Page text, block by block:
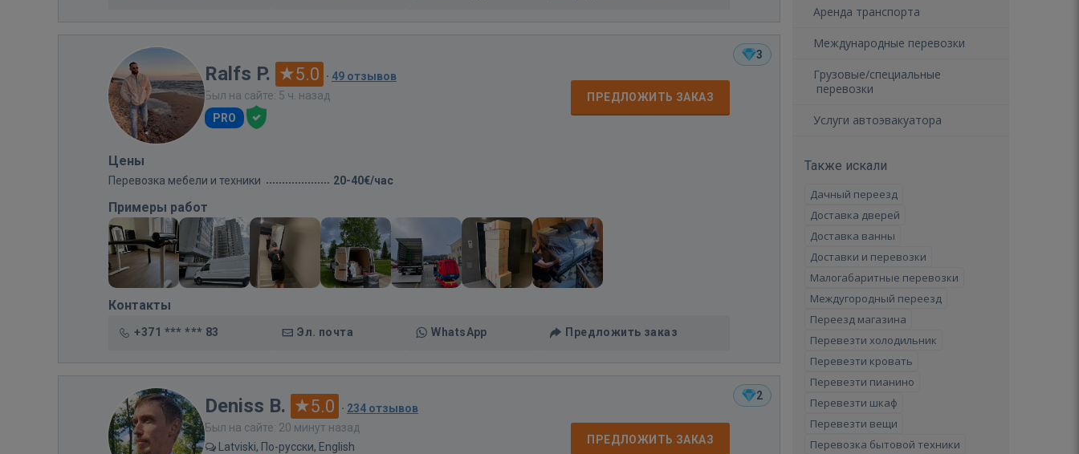
3
Ralfs P. 5.0 · 49 отзывов
Был на сайте: 5 ч. назад
PRO
ПРЕДЛОЖИТЬ ЗАКАЗ
Цены
Перевозка мебели и техники 20-40€/час
Примеры работ
Контакты
+371 *** *** 83 Эл. почта WhatsApp Предложить заказ
2
Deniss B. 5.0 · 234 отзывов
Был на сайте: 20 минут назад
Latviski, По-русски, English
ПРЕДЛОЖИТЬ ЗАКАЗ
Аренда транспорта
Международные перевозки
Грузовые/специальные
перевозки
Услуги автоэвакуатора
Также искали
Дачный переезд
Доставка дверей
Доставка ванны
Доставки и перевозки
Малогабаритные перевозки
Междугородный переезд
Переезд магазина
Перевезти холодильник
Перевезти кровать
Перевезти пианино
Перевезти шкаф
Перевезти вещи
Перевозка бытовой техники